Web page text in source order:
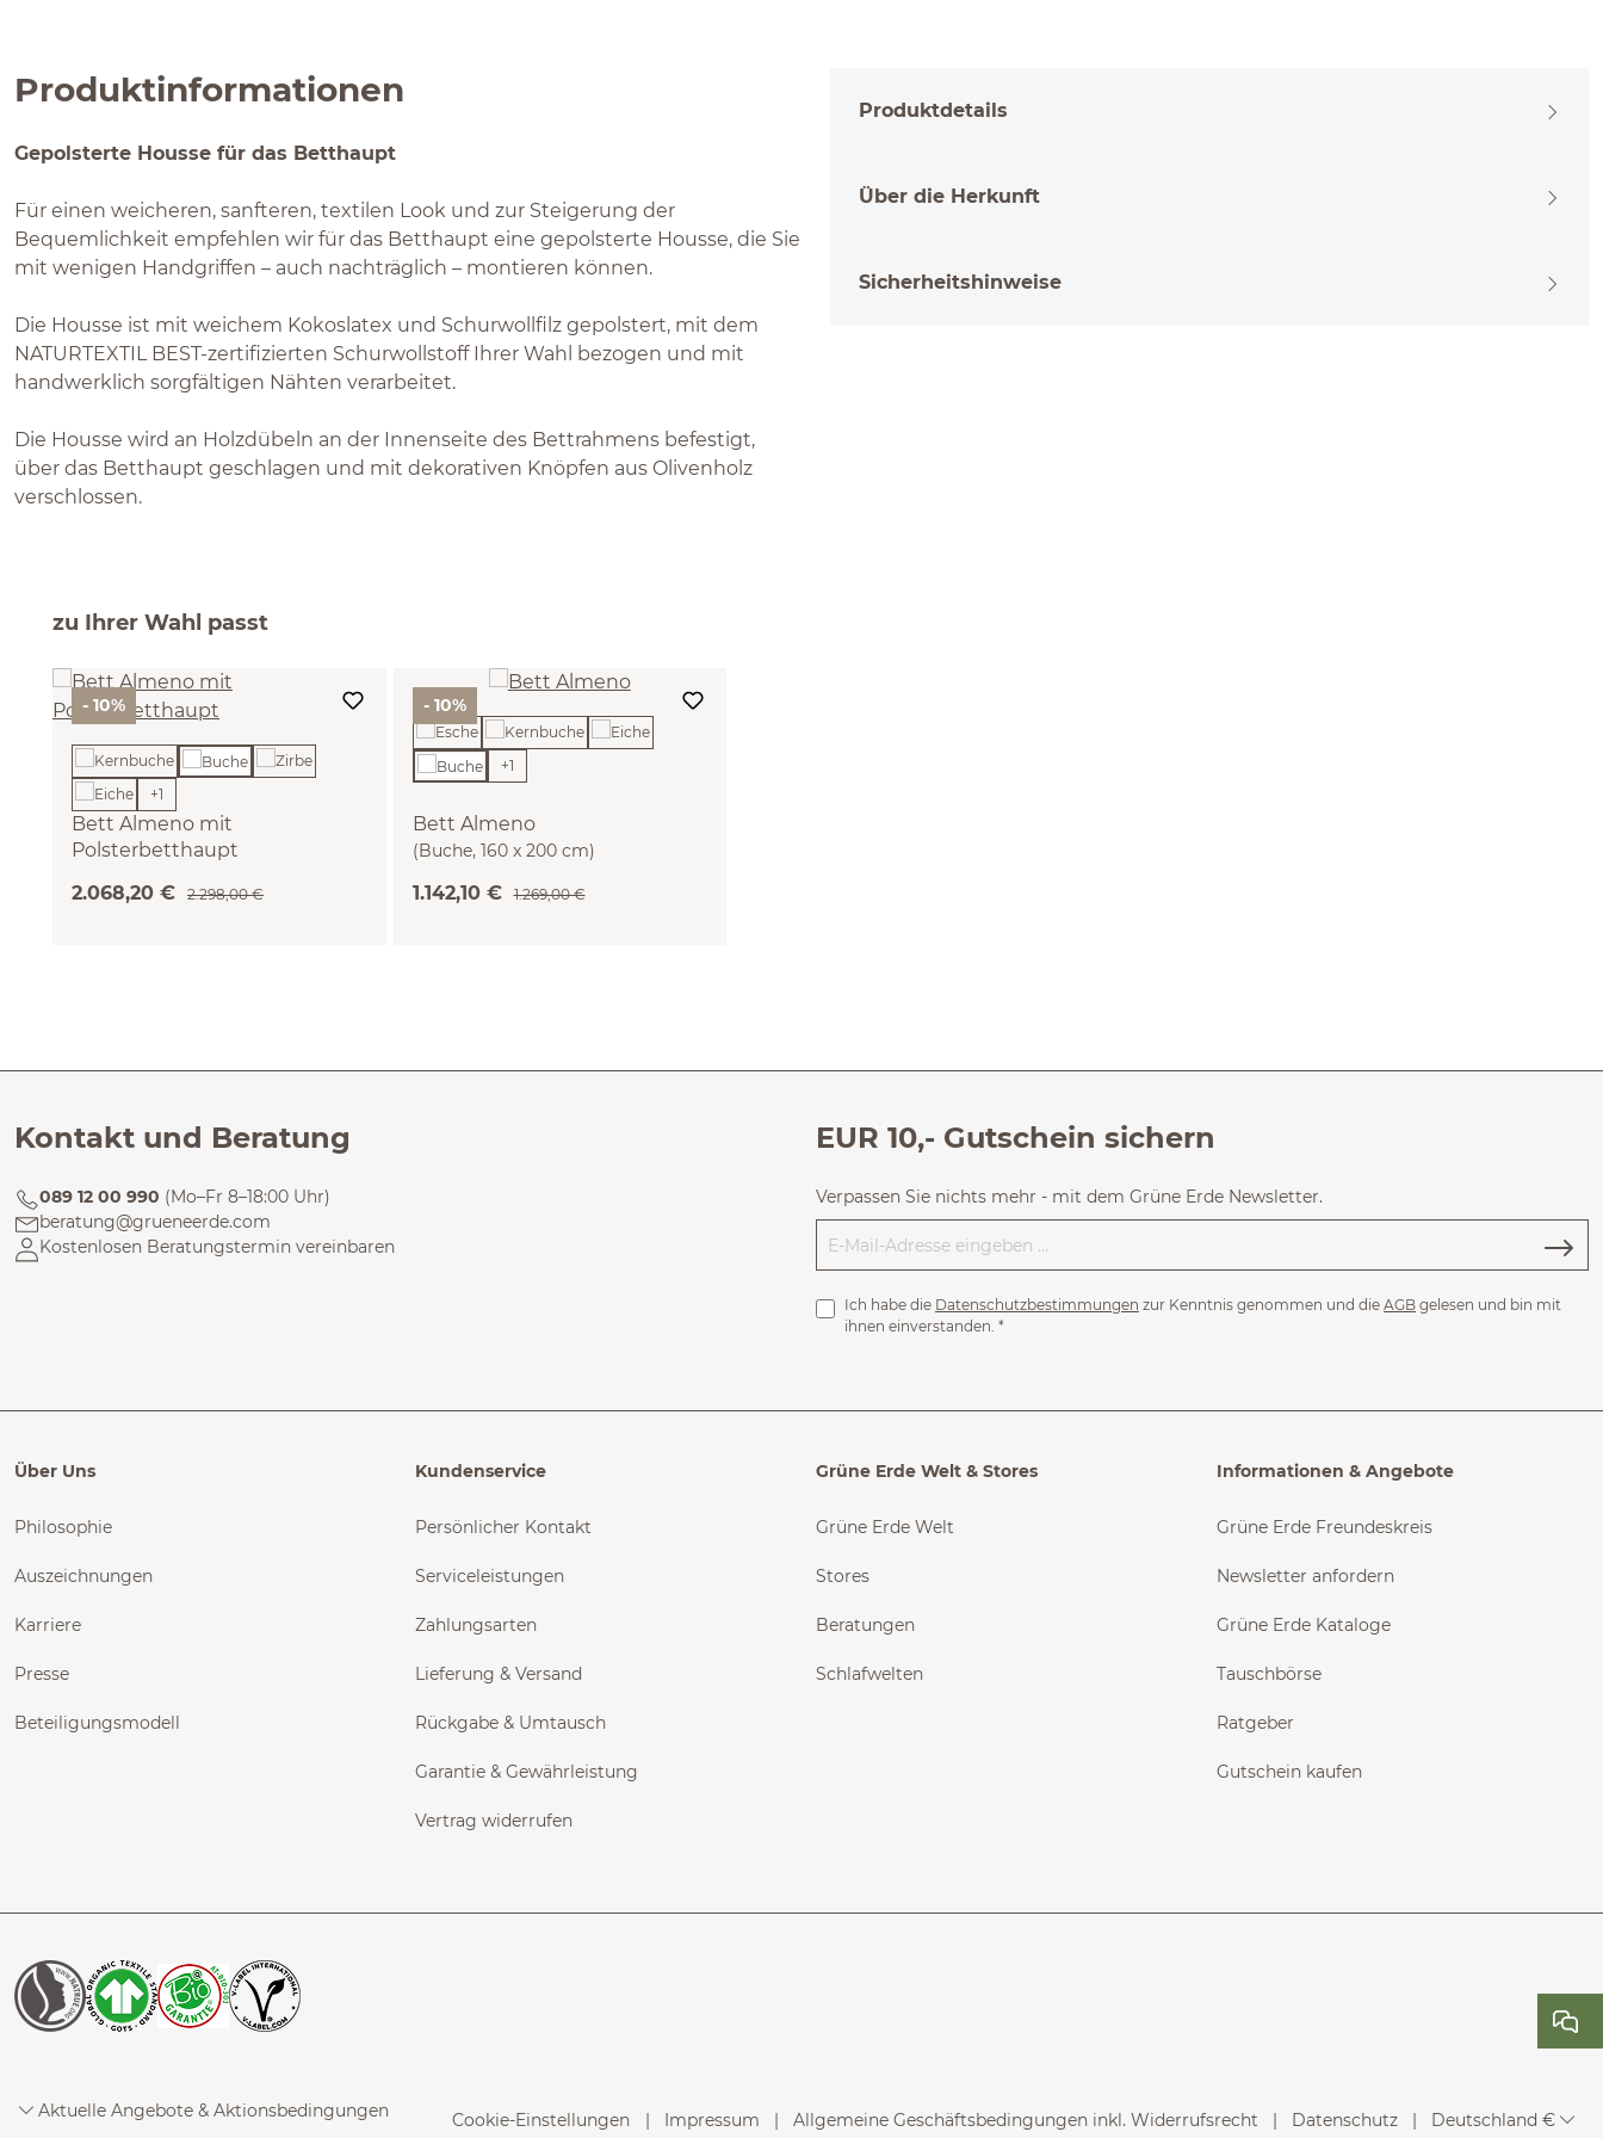
Produktinformationen
Gepolsterte Housse für das Betthaupt
Für einen weicheren, sanfteren, textilen Look und zur Steigerung der
Bequemlichkeit empfehlen wir für das Betthaupt eine gepolsterte Housse, die Sie
mit wenigen Handgriffen – auch nachträglich – montieren können.
Die Housse ist mit weichem Kokoslatex und Schurwollfilz gepolstert, mit dem
NATURTEXTIL BEST-zertifizierten Schurwollstoff Ihrer Wahl bezogen und mit
handwerklich sorgfältigen Nähten verarbeitet.
Die Housse wird an Holzdübeln an der Innenseite des Bettrahmens befestigt,
über das Betthaupt geschlagen und mit dekorativen Knöpfen aus Olivenholz
verschlossen.
Produktdetails
Über die Herkunft
Sicherheitshinweise
zu Ihrer Wahl passt
- 10%
Bett Almeno mit
Polsterbetthaupt
200 cm)
+1
2.068,20 € 2.298,00 €
- 10%
Bett Almeno
(Buche, 160 x 200 cm)
+1
1.142,10 € 1.269,00 €
Kontakt und Beratung
089 12 00 990 (Mo–Fr 8–18:00 Uhr)
beratung@grueneerde.com
Kostenlosen Beratungstermin vereinbaren
EUR 10,- Gutschein sichern
Verpassen Sie nichts mehr - mit dem Grüne Erde Newsletter.
Ich habe die Datenschutzbestimmungen zur Kenntnis genommen und die AGB gelesen und bin mit
ihnen einverstanden. *
Über Uns
Philosophie
Auszeichnungen
Karriere
Presse
Beteiligungsmodell
Kundenservice
Persönlicher Kontakt
Serviceleistungen
Zahlungsarten
Lieferung & Versand
Rückgabe & Umtausch
Garantie & Gewährleistung
Vertrag widerrufen
Grüne Erde Welt & Stores
Grüne Erde Welt
Stores
Beratungen
Schlafwelten
Informationen & Angebote
Grüne Erde Freundeskreis
Newsletter anfordern
Grüne Erde Kataloge
Tauschbörse
Ratgeber
Gutschein kaufen
Aktuelle Angebote & Aktionsbedingungen Cookie-Einstellungen Impressum Allgemeine Geschäftsbedingungen inkl. Widerrufsrecht Datenschutz Deutschland €